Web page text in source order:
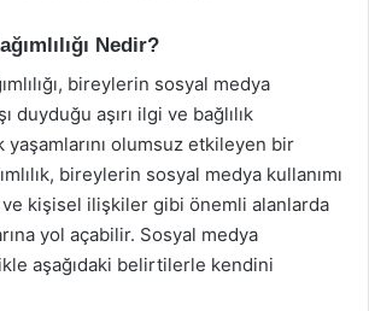
Nedir?
bireylerin sosyal medya
duyduğu aşırı ilgi ve bağlılık
olumsuz etkileyen bir
bireylerin sosyal medya kullanımı
kişisel ilişkiler gibi önemli alanlarda
yol açabilir. Sosyal medya
aşağıdaki belirtilerle kendini